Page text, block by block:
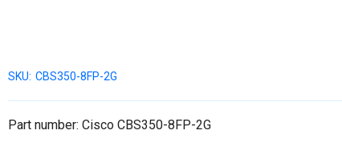
SKU: CBS350-8FP-2G
Part number: Cisco CBS350-8FP-2G